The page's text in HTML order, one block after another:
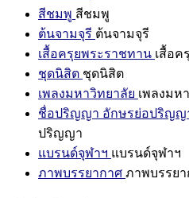
สีชมพู สีชมพู
ต้นจามจุรี ต้นจามจุรี
เสื้อครุยพระราชทาน เสื้อค
ชุดนิสิต ชุดนิสิต
เพลงมหาวิทยาลัย เพลงมห
ชื่อปริญญา อักษรย่อปริญญ
ปริญญา
แบรนด์จุฬาฯ แบรนด์จุฬาฯ
ภาพบรรยากาศ ภาพบรรย